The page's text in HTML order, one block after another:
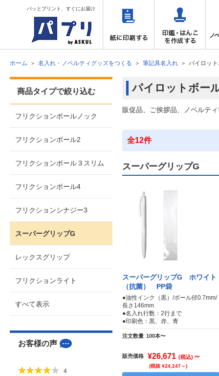
パッとプリント、すぐにお届け
ホーム 名入れ・ノベルティグッズをつくる 筆記具名入れ パイロッ
パイロットボー
販促品、ご挨拶品、ノベルテ
全12件
スーパーグリップG
スーパーグリップG ホワイト
（抗菌） PP袋
●油性インク（黒）/ボール径0.7mm/
長さ146mm
●名入れ行数：2行まで
●印刷色：黒、赤、青
注文数量 100本〜
販売価格 ¥26,671 (税込) ～
(税抜 ¥24,247～)
商品タイプで絞り込む
フリクションボールノック
フリクションボール2
フリクションボール３スリム
フリクションボール4
フリクションシナジー3
スーパーグリップG
レックスグリップ
フリクションライト
すべて表示
お客様の声
4